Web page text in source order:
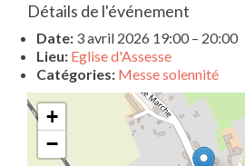
Détails de l'événement
Date: 3 avril 2026 19:00 – 20:00
Lieu: Eglise d'Assesse
Catégories: Messe solennité
+
−